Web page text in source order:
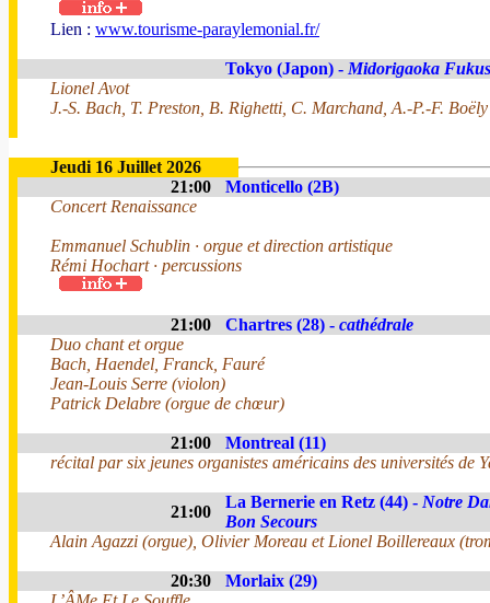
Lien : www.tourisme-paraylemonial.fr/
Tokyo (Japon) - Midorigaoka
Lionel Avot
J.-S. Bach, T. Preston, B. Righetti, C. Marchand, A.-P.-F. Boëly
Jeudi 16 Juillet 2026
21:00
Monticello (2B)
Concert Renaissance
Emmanuel Schublin · orgue et direction artistique
Rémi Hochart · percussions
21:00 Chartres (28) - cathédrale
Duo chant et orgue
Bach, Haendel, Franck, Fauré
Jean-Louis Serre (violon)
Patrick Delabre (orgue de chœur)
21:00
Montreal (11)
récital par six jeunes organistes américains des universités de
21:00
La Bernerie en Retz (44) - Notre
Bon Secours
Alain Agazzi (orgue), Olivier Moreau et Lionel Boillereaux
20:30
Morlaix (29)